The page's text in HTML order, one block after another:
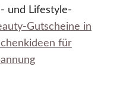
und Lifestyle-
Gutscheine in
für